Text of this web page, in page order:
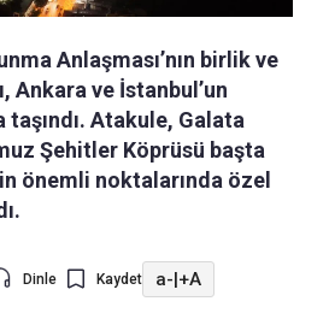
Anlaşması’nın birlik ve
Ankara ve İstanbul’un
Atakule, Galata
Şehitler Köprüsü başta
önemli noktalarında özel
Dinle Kaydet a-|+A